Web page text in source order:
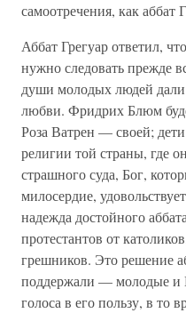
самоотречения, как аббат
Аббат Грегуар ответил,
нужно следовать прежде
души молодых людей дали
любви. Фридрих Блюм
Роза Ватрен — своей;
религии той страны, где
страшного суда, Бог,
милосердие,
надежда достойного
протестантов от
грешников. Это решение
поддержали — молодые и
голоса в его пользу, в то